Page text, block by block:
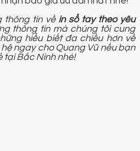
thông tin về in sổ tay theo yêu
thông tin mà chúng tôi cung
hiểu biết đa chiều hơn về
ngay cho Quang Vũ nếu bạn
tại Bắc Ninh nhé!